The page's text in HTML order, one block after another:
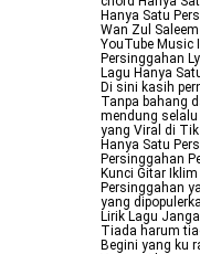
Hanya Satu
Wan Zul
YouTube Music
Persinggahan
Lagu Hanya
Di sini kasih
Tanpa bahang
mendung
yang Viral di
Hanya Satu
Persinggahan
Kunci Gitar
Persinggahan
yang
Lirik Lagu
Tiada harum
Begini yang ku